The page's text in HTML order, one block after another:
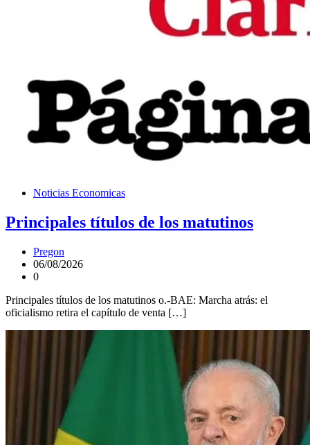
Noticias Economicas
Principales títulos de los matutinos
Pregon
06/08/2026
0
Principales títulos de los matutinos o.-BAE: Marcha atrás: el
oficialismo retira el capítulo de venta […]